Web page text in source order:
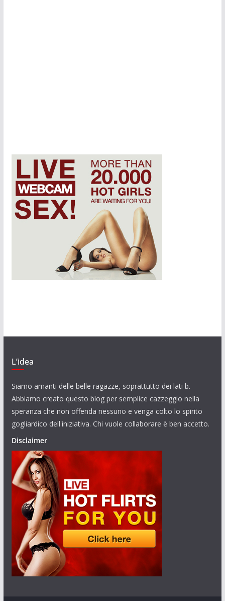
L’idea
Siamo amanti delle belle ragazze, soprattutto dei lati b.
Abbiamo creato questo blog per semplice cazzeggio nella
speranza che non offenda nessuno e venga colto lo spirito
gogliardico dell'iniziativa. Chi vuole collaborare è ben accetto.
Disclaimer